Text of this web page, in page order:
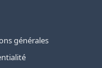
générales